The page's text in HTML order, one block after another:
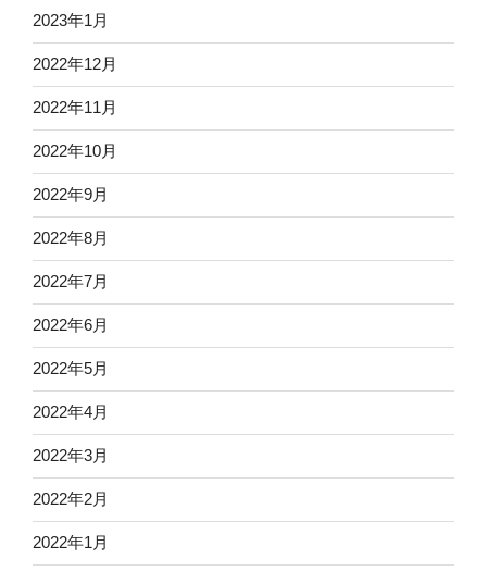
2023年1月
2022年12月
2022年11月
2022年10月
2022年9月
2022年8月
2022年7月
2022年6月
2022年5月
2022年4月
2022年3月
2022年2月
2022年1月